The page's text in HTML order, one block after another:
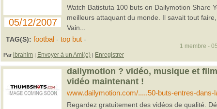
05/12/2007
Watch Batistuta 100 buts on Dailymotion Share
meilleurs attaquant du monde. Il savait tout
Vain...
TAG(S): footbal - top but -
Par ibrahim | Envoyer à un Ami(e) | Enregistrer
1 membre -
dailymotion ? vidéo, musique et
vidéo maintenant !
www.dailymotion.com/.....50-buts-entres-dans-
Regardez gratuitement des vidéos de qualité.